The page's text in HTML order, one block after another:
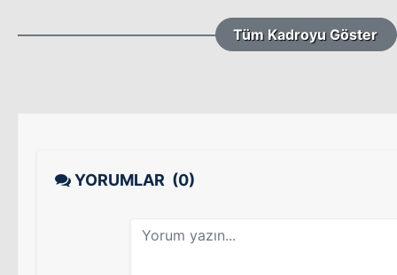
Tüm Kadroyu Göster
YORUMLAR (0)